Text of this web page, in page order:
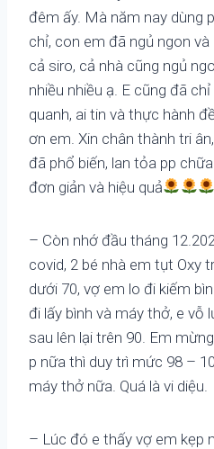
đêm ấy. Mà năm nay dùng
chỉ, con em đã ngủ ngon
cả siro, cả nhà cũng ngủ
nhiều nhiều ạ. E cũng đã
quanh, ai tin và thực hành
ơn em. Xin chân thành tri
đã phổ biến, lan tỏa pp
đơn giản và hiệu quả
– Còn nhớ đầu tháng
covid, 2 bé nhà em tụt Oxy
dưới 70, vợ em lo đi kiếm
đi lấy bình và máy thở, e vỗ
sau lên lại trên 90. Em
p nữa thì duy trì mức 98 –
máy thở nữa. Quá là vi diệu.
– Lúc đó e thấy vợ em kẹp